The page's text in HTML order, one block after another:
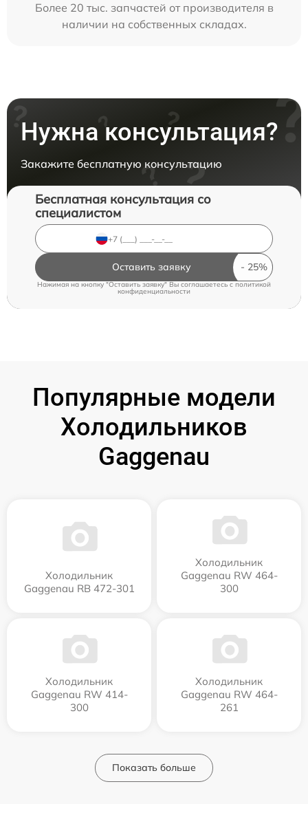
Более 20 тыс. запчастей от производителя в
наличии на собственных складах.
Нужна консультация?
Закажите бесплатную консультацию
Бесплатная консультация со
специалистом
Оставить заявку
Нажимая на кнопку "Оставить заявку" Вы соглашаетесь c политикой
конфиденциальности
Популярные модели
Холодильников
Gaggenau
Холодильник
Gaggenau RB 472-301
Холодильник
Gaggenau RW 464-
300
Холодильник
Gaggenau RW 414-
300
Холодильник
Gaggenau RW 464-
261
Показать больше